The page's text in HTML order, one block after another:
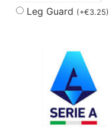
Leg Guard (+€3.25)